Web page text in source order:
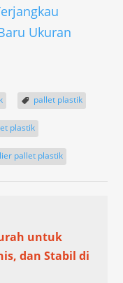
Ukuran
pallet plastik
plastik
pallet plastik
untuk
dan Stabil di